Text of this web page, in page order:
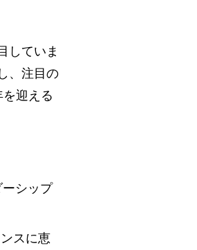
していま
、注目の
迎える
シップ
スに恵